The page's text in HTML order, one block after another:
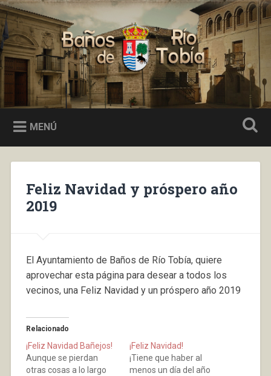
Saltar
al
contenido
Buscar
Baños de Río Tobía
MENÚ
Feliz Navidad y próspero año
2019
El Ayuntamiento de Baños de Río Tobía, quiere
aprovechar esta página para desear a todos los
vecinos, una Feliz Navidad y un próspero año 2019
Relacionado
¡Feliz Navidad Bañejos!
Aunque se pierdan
otras cosas a lo largo
¡Feliz Navidad!
¡Tiene que haber al
menos un día del año